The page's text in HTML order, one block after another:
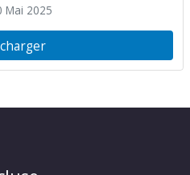
Mai 2025